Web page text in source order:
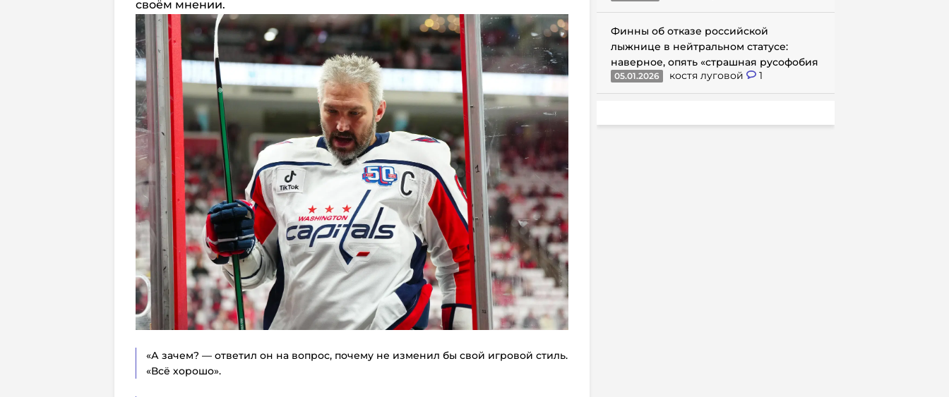
своём мнении.
«А зачем? — ответил он на вопрос, почему не изменил бы свой игровой стиль.
«Всё хорошо».
Финны об отказе российской
лыжнице в нейтральном статусе:
наверное, опять «страшная русофобия
05.01.2026 костя луговой 1